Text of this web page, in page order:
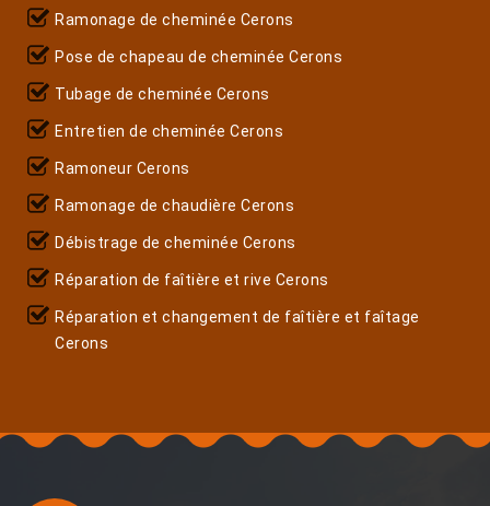
Ramonage de cheminée Cerons
Pose de chapeau de cheminée Cerons
Tubage de cheminée Cerons
Entretien de cheminée Cerons
Ramoneur Cerons
Ramonage de chaudière Cerons
Débistrage de cheminée Cerons
Réparation de faîtière et rive Cerons
Réparation et changement de faîtière et faîtage
Cerons